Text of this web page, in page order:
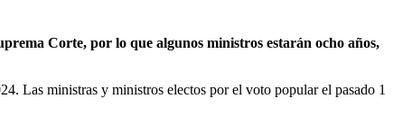
Corte, por lo que algunos ministros estarán ocho años,
Las ministras y ministros electos por el voto popular el pasado 1